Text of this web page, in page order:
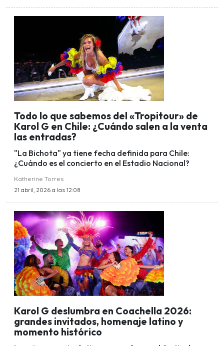
Todo lo que sabemos del «Tropitour» de
Karol G en Chile: ¿Cuándo salen a la venta
las entradas?
"La Bichota" ya tiene fecha definida para Chile:
¿Cuándo es el concierto en el Estadio Nacional?
Katherine Torres
21 abril, 2026 a las 12:08
Karol G deslumbra en Coachella 2026:
grandes invitados, homenaje latino y
momento histórico